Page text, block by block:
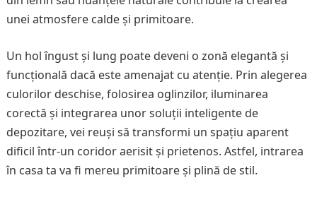
unei atmosfere calde și primitoare.
Un hol îngust și lung poate deveni o zonă elegantă și
funcțională dacă este amenajat cu atenție. Prin alegerea
culorilor deschise, folosirea oglinzilor, iluminarea
corectă și integrarea unor soluții inteligente de
depozitare, vei reuși să transformi un spațiu aparent
dificil într-un coridor aerisit și prietenos. Astfel, intrarea
în casa ta va fi mereu primitoare și plină de stil.